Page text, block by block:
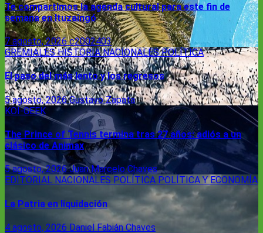
Te compartimos la agenda cultural para este fin de
semana en Ituzaingó
7 agosto, 2026c2002403
GREMIALESHISTORIANACIONALESPOLÍTICA
El paso del más lento y los regresos
5 agosto, 2026Gustavo Zapata
KOI-GEEK
The Prince of Tennis termina tras 27 años: adiós a un
clásico de Animax
5 agosto, 2026Juan Marcelo Chaves
EDITORIAL NACIONALES POLÍTICA POLÍTICA Y ECONOMÍA
La Patria en liquidación
4 agosto, 2026 Daniel Fabián Chaves